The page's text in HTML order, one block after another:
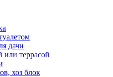
дачи
или террасой
хоз блок